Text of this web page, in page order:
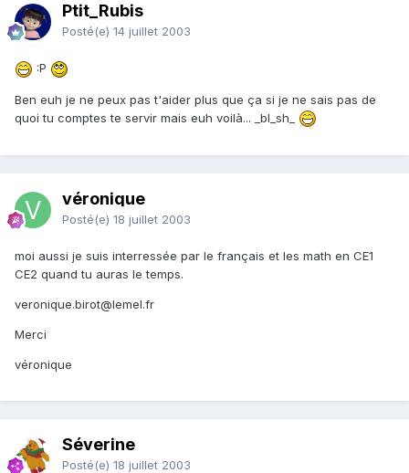
Ptit_Rubis
Posté(e) 14 juillet 2003
:P
Ben euh je ne peux pas t'aider plus que ça si je ne sais pas de
quoi tu comptes te servir mais euh voilà... _bl_sh_
véronique
Posté(e) 18 juillet 2003
moi aussi je suis interressée par le français et les math en CE1
CE2 quand tu auras le temps.
veronique.birot@lemel.fr
Merci
véronique
Séverine
Posté(e) 18 juillet 2003